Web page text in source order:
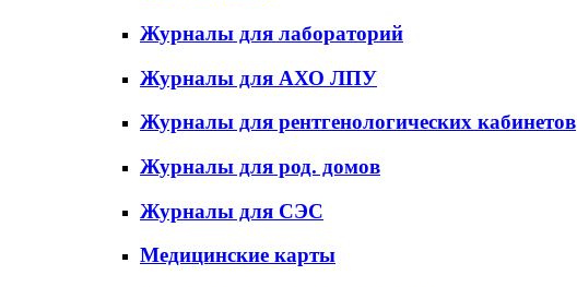
Журналы для лабораторий
Журналы для АХО ЛПУ
Журналы для рентгенологических кабинетов
Журналы для род. домов
Журналы для СЭС
Медицинские карты